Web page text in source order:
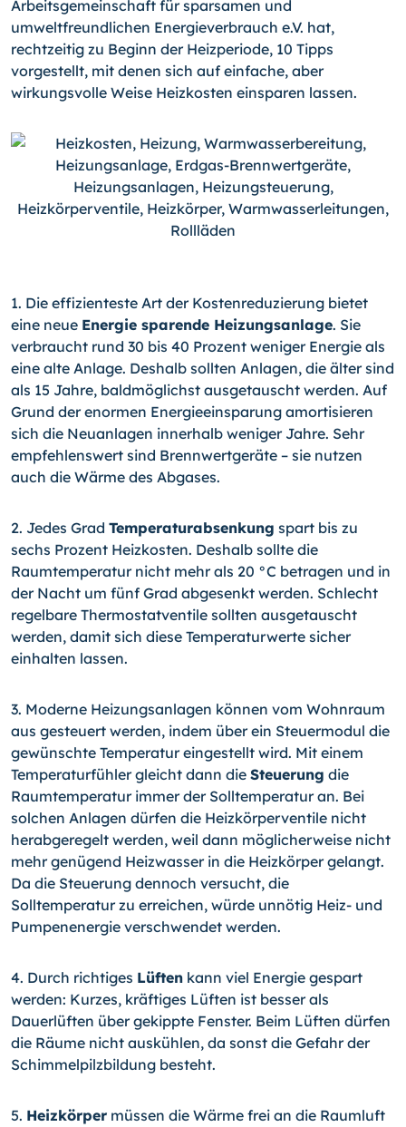
Arbeitsgemeinschaft für sparsamen und
umweltfreundlichen Energieverbrauch e.V. hat,
rechtzeitig zu Beginn der Heizperiode, 10 Tipps
vorgestellt, mit denen sich auf einfache, aber
wirkungsvolle Weise Heizkosten einsparen lassen.
1. Die effizienteste Art der Kostenreduzierung bietet
eine neue Energie sparende Heizungsanlage. Sie
verbraucht rund 30 bis 40 Prozent weniger Energie als
eine alte Anlage. Deshalb sollten Anlagen, die älter sind
als 15 Jahre, baldmöglichst ausgetauscht werden. Auf
Grund der enormen Energieeinsparung amortisieren
sich die Neuanlagen innerhalb weniger Jahre. Sehr
empfehlenswert sind Brennwertgeräte – sie nutzen
auch die Wärme des Abgases.
2. Jedes Grad Temperaturabsenkung spart bis zu
sechs Prozent Heizkosten. Deshalb sollte die
Raumtemperatur nicht mehr als 20 °C betragen und in
der Nacht um fünf Grad abgesenkt werden. Schlecht
regelbare Thermostatventile sollten ausgetauscht
werden, damit sich diese Temperaturwerte sicher
einhalten lassen.
3. Moderne Heizungsanlagen können vom Wohnraum
aus gesteuert werden, indem über ein Steuermodul die
gewünschte Temperatur eingestellt wird. Mit einem
Temperaturfühler gleicht dann die Steuerung die
Raumtemperatur immer der Solltemperatur an. Bei
solchen Anlagen dürfen die Heizkörperventile nicht
herabgeregelt werden, weil dann möglicherweise nicht
mehr genügend Heizwasser in die Heizkörper gelangt.
Da die Steuerung dennoch versucht, die
Solltemperatur zu erreichen, würde unnötig Heiz- und
Pumpenenergie verschwendet werden.
4. Durch richtiges Lüften kann viel Energie gespart
werden: Kurzes, kräftiges Lüften ist besser als
Dauerlüften über gekippte Fenster. Beim Lüften dürfen
die Räume nicht auskühlen, da sonst die Gefahr der
Schimmelpilzbildung besteht.
5. Heizkörper müssen die Wärme frei an die Raumluft